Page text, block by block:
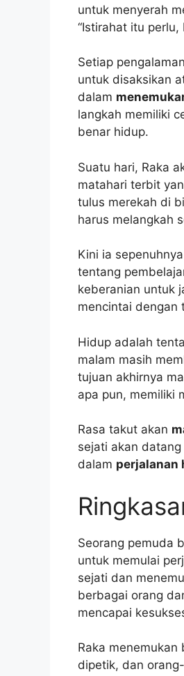
untuk menyerah
“Istirahat itu perlu,
Setiap
untuk disaksikan
dalam
langkah memiliki
benar hidup.
Suatu hari, Raka
matahari terbit
tulus merekah di
harus melangkah
Kini ia
tentang
keberanian untuk
mencintai dengan
Hidup adalah
malam masih
tujuan akhirnya
apa pun, memiliki
Rasa takut akan
sejati akan
dalam perjalanan
Seorang pemuda
untuk memulai
sejati dan
berbagai orang
mencapai
Raka
dipetik, dan